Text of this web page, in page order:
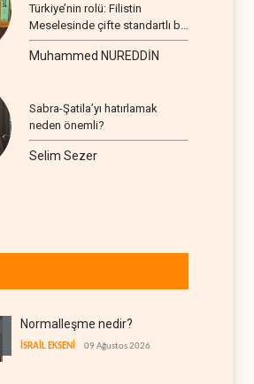
Türkiye’nin rolü: Filistin
Meselesinde çifte standartlı bir
seyir
Muhammed NUREDDİN
Sabra-Şatila’yı hatırlamak
neden önemli?
Selim Sezer
Normalleşme nedir?
İSRAİL EKSENİ 09 Ağustos 2026